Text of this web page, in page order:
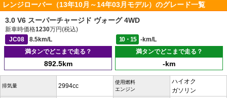
レンジローバー（13年10月～14年03月モデル）のグレード一覧
3.0 V6 スーパーチャージド ヴォーグ 4WD
新車時価格1230万円(税込)
JC08
8.5km/L 10・15
-km/L
満タンでどこまで走る？
892.5km
満タンでどこまで走る？
-km
排気量 2994cc
使用燃料
エンジン
ハイオク
ガソリン